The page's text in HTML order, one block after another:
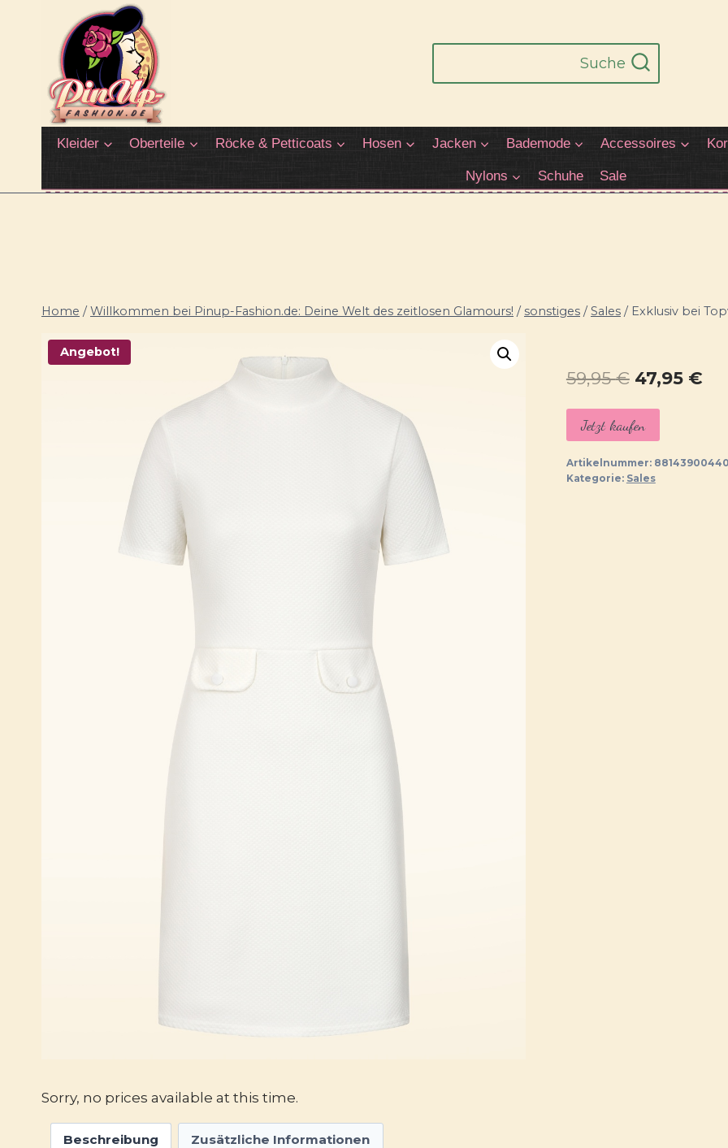
springen
Suche
Kleider Oberteile Röcke & Petticoats Hosen Jacken Bademode Accessoires
Nylons Schuhe Sale
Home / Willkommen bei Pinup-Fashion.de: Deine Welt des zeitlosen Glamours! / sonstiges / Sales / Exklusiv bei
Angebot!
59,95€
Preis
war:
59,95 €
47,95 €
Jetzt kaufen
Artikelnummer:
Kategorie: Sales
Sorry, no prices available at this time.
Beschreibung Zusätzliche Informationen